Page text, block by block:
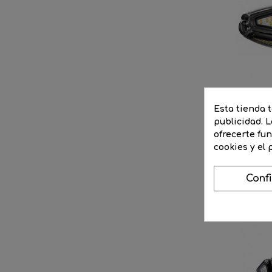
Esta tienda
publicidad.
ofrecerte
cookies y el